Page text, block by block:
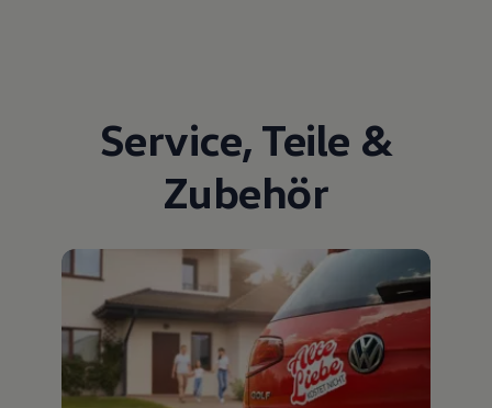
Service, Teile &
Zubehör